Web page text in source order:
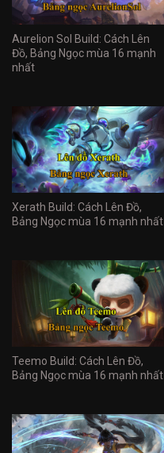
Aurelion Sol Build: Cách Lên
Đồ, Bảng Ngọc mùa 16 mạnh
nhất
Xerath Build: Cách Lên Đồ,
Bảng Ngọc mùa 16 mạnh nhất
Teemo Build: Cách Lên Đồ,
Bảng Ngọc mùa 16 mạnh nhất